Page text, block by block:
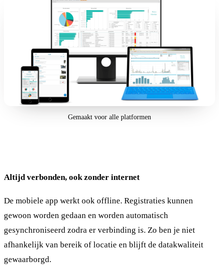
Gemaakt voor alle platformen
Altijd verbonden, ook zonder internet
De mobiele app werkt ook offline. Registraties kunnen
gewoon worden gedaan en worden automatisch
gesynchroniseerd zodra er verbinding is. Zo ben je niet
afhankelijk van bereik of locatie en blijft de datakwaliteit
gewaarborgd.